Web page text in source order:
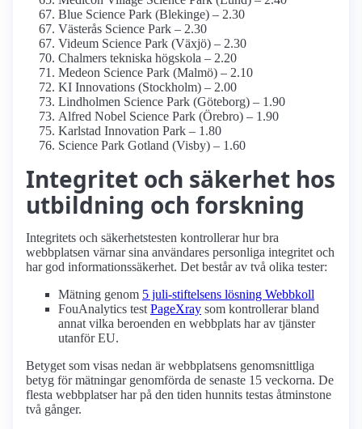
Blue Science Park (Blekinge) – 2.30
Västerås Science Park – 2.30
Videum Science Park (Växjö) – 2.30
Chalmers tekniska högskola – 2.20
Medeon Science Park (Malmö) – 2.10
KI Innovations (Stockholm) – 2.00
Lindholmen Science Park (Göteborg) – 1.90
Alfred Nobel Science Park (Örebro) – 1.90
Karlstad Innovation Park – 1.80
Science Park Gotland (Visby) – 1.60
Integritet och säkerhet hos
utbildning och forskning
Integritets och säkerhetstesten kontrollerar hur bra
webbplatsen värnar sina användares personliga integritet och
har god informationssäkerhet. Det består av två olika tester:
Mätning genom 5 juli-stiftelsens lösning Webbkoll
FouAnalytics test PageXray som kontrollerar bland
annat vilka beroenden en webbplats har av tjänster
utanför EU.
Betyget som visas nedan är webbplatsens genomsnittliga
betyg för mätningar genomförda de senaste 15 veckorna. De
flesta webbplatser har på den tiden hunnits testas åtminstone
två gånger.